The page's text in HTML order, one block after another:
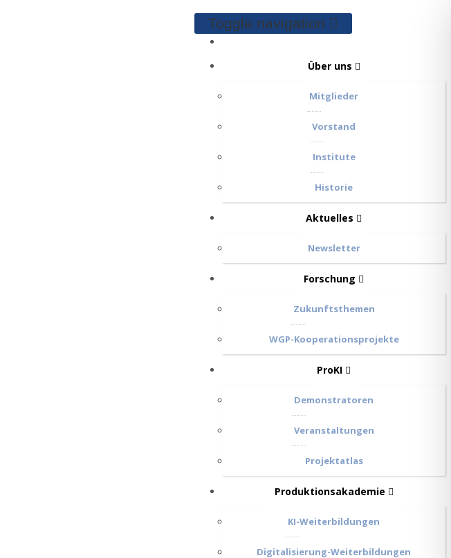
Toggle navigation
Über uns
Mitglieder
Vorstand
Institute
Historie
Aktuelles
Newsletter
Forschung
Zukunftsthemen
WGP-Kooperationsprojekte
ProKI
Demonstratoren
Veranstaltungen
Projektatlas
Produktionsakademie
KI-Weiterbildungen
Digitalisierung-Weiterbildungen